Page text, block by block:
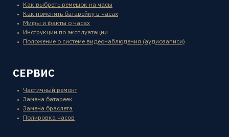
Как выбрать ремешок на часы
Как поменять батарейку в часах
Мифы и факты о часах
Инструкции по эксплуатации
Положение о системе видеонаблюдения (аудиозаписи)
СЕРВИС
Частичный ремонт
Замена батареек
Замена браслета
Полировка часов